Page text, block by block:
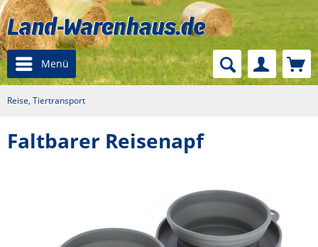
Menü
Reise, Tiertransport
Faltbarer Reisenapf